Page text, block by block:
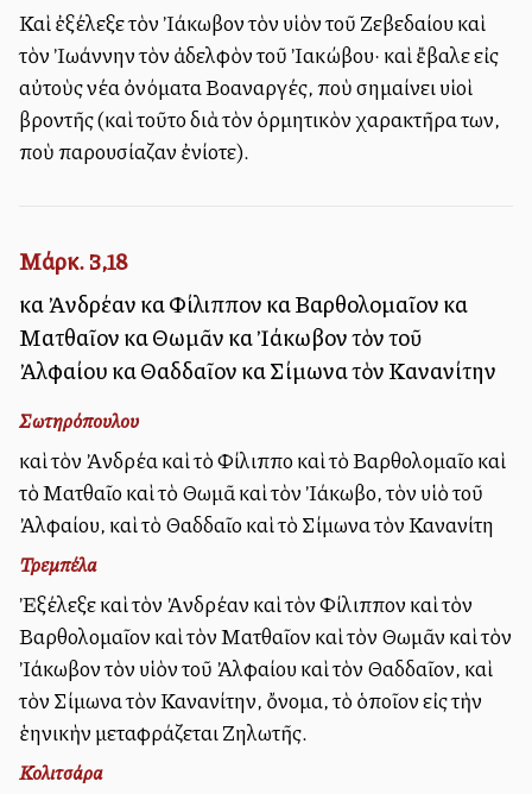
Καὶ ἐξέλεξε τὸν Ἰάκωβον τὸν υἱὸν τοῦ Ζεβεδαίου καὶ
τὸν Ἰωάννην τὸν ἀδελφὸν τοῦ Ἰακώβου· καὶ ἔβαλε εἰς
αὐτοὺς νέα ὀνόματα Βοαναργές, ποὺ σημαίνει υἱοὶ
βροντῆς (καὶ τοῦτο διὰ τὸν ὁρμητικὸν χαρακτῆρα των,
ποὺ παρουσίαζαν ἐνίοτε).
Μάρκ. 3,18
καὶ Ἀνδρέαν καὶ Φίλιππον καὶ Βαρθολομαῖον καὶ
Ματθαῖον καὶ Θωμᾶν καὶ Ἰάκωβον τὸν τοῦ
Ἀλφαίου καὶ Θαδδαῖον καὶ Σίμωνα τὸν Κανανίτην
Σωτηρόπουλου
καὶ τὸν Ἀνδρέα καὶ τὸ Φίλιππο καὶ τὸ Βαρθολομαῖο καὶ
τὸ Ματθαῖο καὶ τὸ Θωμᾶ καὶ τὸν Ἰάκωβο, τὸν υἱὸ τοῦ
Ἀλφαίου, καὶ τὸ Θαδδαῖο καὶ τὸ Σίμωνα τὸν Κανανίτη
Τρεμπέλα
Ἐξέλεξε καὶ τὸν Ἀνδρέαν καὶ τὸν Φίλιππον καὶ τὸν
Βαρθολομαῖον καὶ τὸν Ματθαῖον καὶ τὸν Θωμᾶν καὶ τὸν
Ἰάκωβον τὸν υἱὸν τοῦ Ἀλφαίου καὶ τὸν Θαδδαῖον, καὶ
τὸν Σίμωνα τὸν Κανανίτην, ὄνομα, τὸ ὁποῖον εἰς τὴν
ἑλληνικὴν μεταφράζεται Ζηλωτῆς.
Κολιτσάρα